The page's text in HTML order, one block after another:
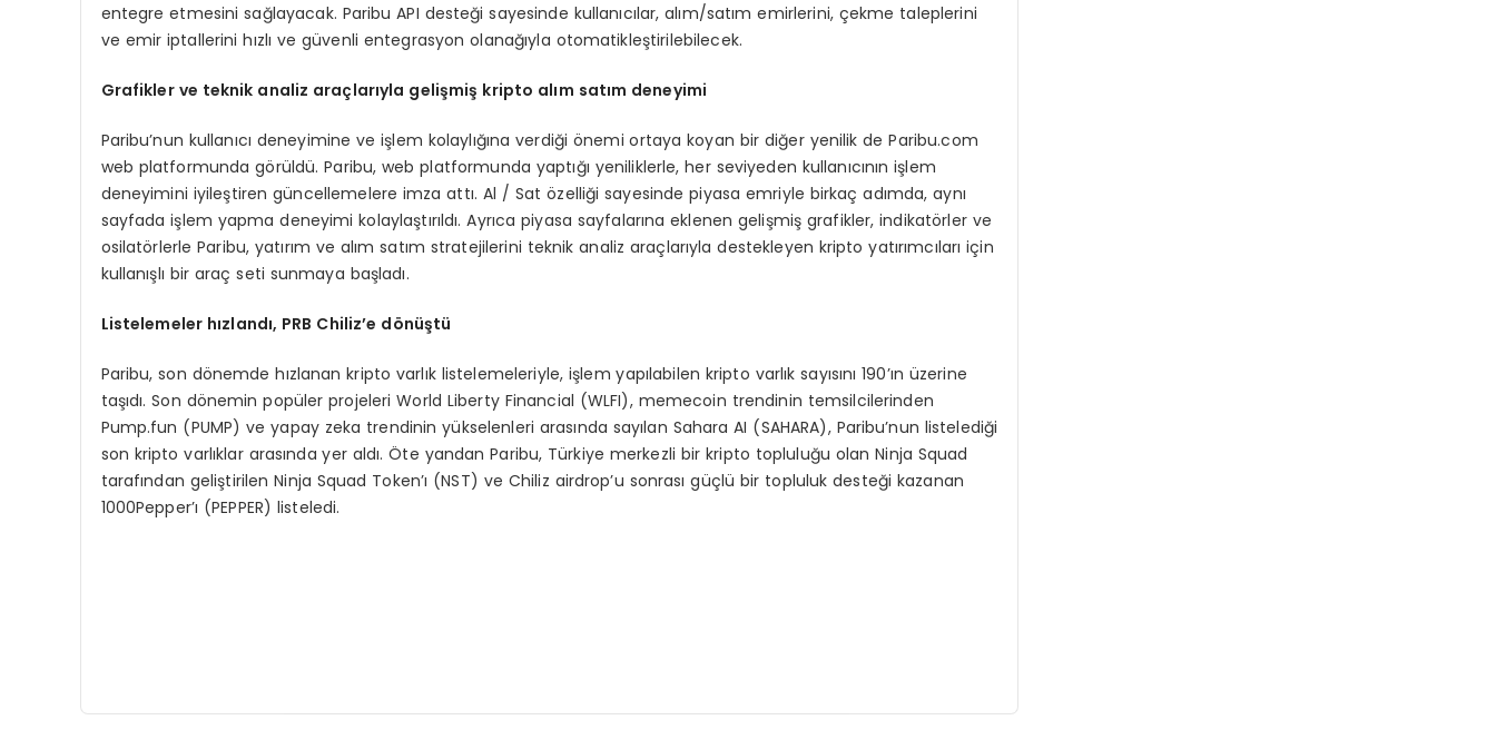
entegre etmesini sağlayacak. Paribu API desteği sayesinde kullanıcılar, alım/satım emirlerini, çekme taleplerini
ve emir iptallerini hızlı ve güvenli entegrasyon olanağıyla otomatikleştirilebilecek.
Grafikler ve teknik analiz araçlarıyla gelişmiş kripto alım satım deneyimi
Paribu’nun kullanıcı deneyimine ve işlem kolaylığına verdiği önemi ortaya koyan bir diğer yenilik de Paribu.com
web platformunda görüldü. Paribu, web platformunda yaptığı yeniliklerle, her seviyeden kullanıcının işlem
deneyimini iyileştiren güncellemelere imza attı. Al / Sat özelliği sayesinde piyasa emriyle birkaç adımda, aynı
sayfada işlem yapma deneyimi kolaylaştırıldı. Ayrıca piyasa sayfalarına eklenen gelişmiş grafikler, indikatörler ve
osilatörlerle Paribu, yatırım ve alım satım stratejilerini teknik analiz araçlarıyla destekleyen kripto yatırımcıları için
kullanışlı bir araç seti sunmaya başladı.
Listelemeler hızlandı, PRB Chiliz’e dönüştü
Paribu, son dönemde hızlanan kripto varlık listelemeleriyle, işlem yapılabilen kripto varlık sayısını 190’ın üzerine
taşıdı. Son dönemin popüler projeleri World Liberty Financial (WLFI), memecoin trendinin temsilcilerinden
Pump.fun (PUMP) ve yapay zeka trendinin yükselenleri arasında sayılan Sahara AI (SAHARA), Paribu’nun listelediği
son kripto varlıklar arasında yer aldı. Öte yandan Paribu, Türkiye merkezli bir kripto topluluğu olan Ninja Squad
tarafından geliştirilen Ninja Squad Token’ı (NST) ve Chiliz airdrop’u sonrası güçlü bir topluluk desteği kazanan
1000Pepper’ı (PEPPER) listeledi.